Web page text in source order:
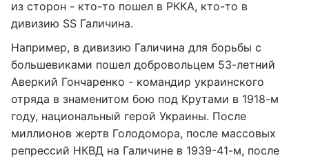
из сторон - кто-то пошел в РККА, кто-то в
дивизию SS Галичина.
Например, в дивизию Галичина для борьбы с
большевиками пошел добровольцем 53-летний
Аверкий Гончаренко - командир украинского
отряда в знаменитом бою под Крутами в 1918-м
году, национальный герой Украины. После
миллионов жертв Голодомора, после массовых
репрессий НКВД на Галичине в 1939-41-м, после